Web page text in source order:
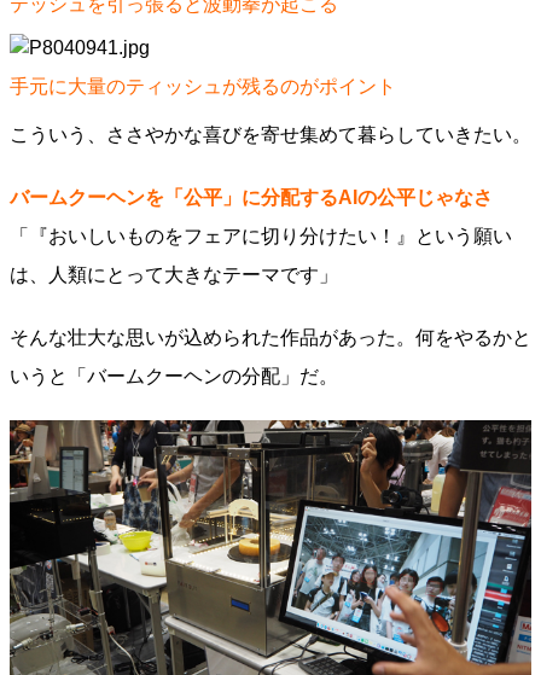
テッシュを引っ張ると波動拳が起こる
手元に大量のティッシュが残るのがポイント
こういう、ささやかな喜びを寄せ集めて暮らしていきたい。
バームクーヘンを「公平」に分配するAIの公平じゃなさ
「『おいしいものをフェアに切り分けたい！』という願い
は、人類にとって大きなテーマです」
そんな壮大な思いが込められた作品があった。何をやるかと
いうと「バームクーヘンの分配」だ。